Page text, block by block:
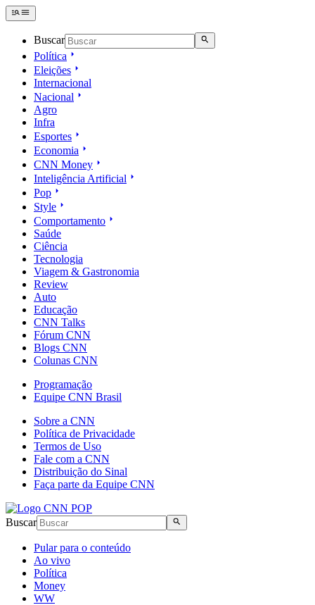
Buscar
Política
Eleições
Internacional
Nacional
Agro
Infra
Esportes
Economia
CNN Money
Inteligência Artificial
Pop
Style
Comportamento
Saúde
Ciência
Tecnologia
Viagem & Gastronomia
Review
Auto
Educação
CNN Talks
Fórum CNN
Blogs CNN
Colunas CNN
Programação
Equipe CNN Brasil
Sobre a CNN
Política de Privacidade
Termos de Uso
Fale com a CNN
Distribuição do Sinal
Faça parte da Equipe CNN
Buscar
Pular para o conteúdo
Ao vivo
Política
Money
WW